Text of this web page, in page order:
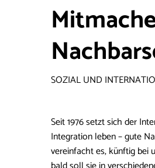
SOZIAL UND
Seit 1976 setzt sich der
Integration leben – gute
vereinfacht es, künftig bei